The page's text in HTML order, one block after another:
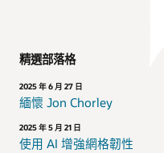
精選部落格
2025 年 6 月 27 日
緬懷 Jon Chorley
2025 年 5 月 21 日
使用 AI 增強網格韌性